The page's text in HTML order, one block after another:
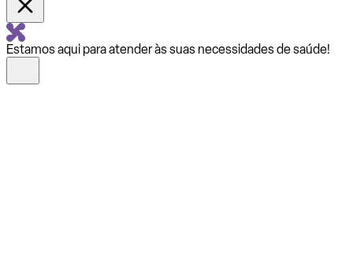
Estamos aqui para atender às suas necessidades de saúde!